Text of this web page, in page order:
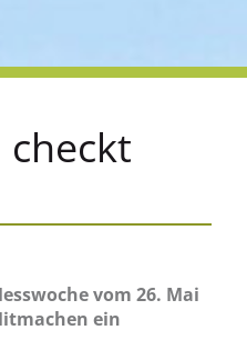
vom 26. Mai
ein